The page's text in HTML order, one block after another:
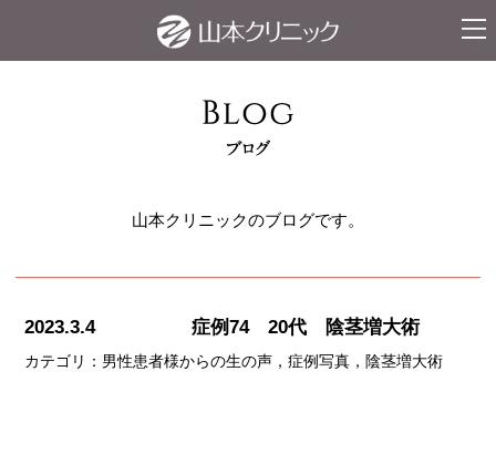
ナビ
山本クリニックのブログです。
2023.3.4 症例74 20代 陰茎増大術
カテゴリ： 男性患者様からの生の声 症例写真 陰茎増大術